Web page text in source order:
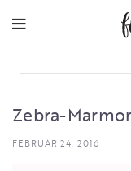
Zebra-
FEBRUAR 24, 2016